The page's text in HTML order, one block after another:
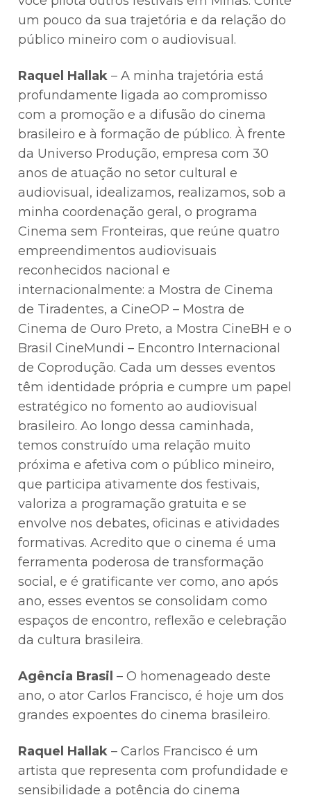
um pouco da sua trajetória e da relação do
público mineiro com o audiovisual.
Raquel Hallak – A minha trajetória está
profundamente ligada ao compromisso
com a promoção e a difusão do cinema
brasileiro e à formação de público. À frente
da Universo Produção, empresa com 30
anos de atuação no setor cultural e
audiovisual, idealizamos, realizamos, sob a
minha coordenação geral, o programa
Cinema sem Fronteiras, que reúne quatro
empreendimentos audiovisuais
reconhecidos nacional e
internacionalmente: a Mostra de Cinema
de Tiradentes, a CineOP – Mostra de
Cinema de Ouro Preto, a Mostra CineBH e o
Brasil CineMundi – Encontro Internacional
de Coprodução. Cada um desses eventos
têm identidade própria e cumpre um papel
estratégico no fomento ao audiovisual
brasileiro. Ao longo dessa caminhada,
temos construído uma relação muito
próxima e afetiva com o público mineiro,
que participa ativamente dos festivais,
valoriza a programação gratuita e se
envolve nos debates, oficinas e atividades
formativas. Acredito que o cinema é uma
ferramenta poderosa de transformação
social, e é gratificante ver como, ano após
ano, esses eventos se consolidam como
espaços de encontro, reflexão e celebração
da cultura brasileira.
Agência Brasil – O homenageado deste
ano, o ator Carlos Francisco, é hoje um dos
grandes expoentes do cinema brasileiro.
Raquel Hallak – Carlos Francisco é um
artista que representa com profundidade e
sensibilidade a potência do cinema